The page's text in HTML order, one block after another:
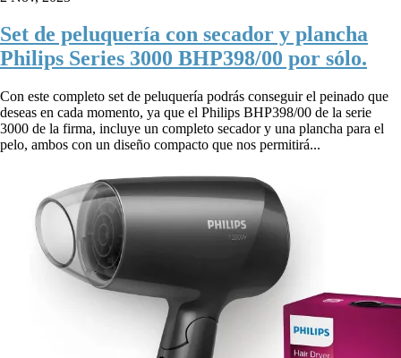
Set de peluquería con secador y plancha
Philips Series 3000 BHP398/00 por sólo.
Con este completo set de peluquería podrás conseguir el peinado que
deseas en cada momento, ya que el Philips BHP398/00 de la serie
3000 de la firma, incluye un completo secador y una plancha para el
pelo, ambos con un diseño compacto que nos permitirá...